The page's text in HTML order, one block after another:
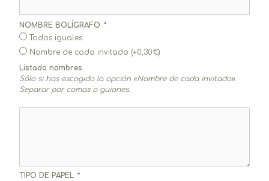
NOMBRE BOLÍGRAFO *
Todos iguales
Nombre de cada invitado (+0,30€)
Listado nombres
Sólo si has escogido la opción «Nombre de cada invitado».
Separar por comas o guiones.
TIPO DE PAPEL *